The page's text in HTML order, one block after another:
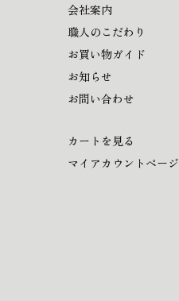
会社案内
職人のこだわり
お買い物ガイド
お知らせ
お問い合わせ
カートを見る
マイアカウントページ